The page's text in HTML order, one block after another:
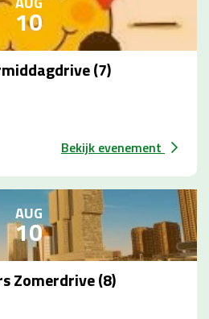
10
(7)
Bekijk evenement
AUG
10
Zomerdrive (8)